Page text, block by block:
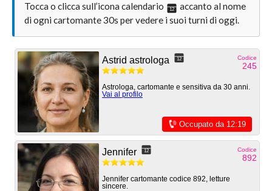
Tocca o clicca sull’icona calendario 12
accanto al nome
di ogni cartomante 30s per vedere i suoi turni di oggi.